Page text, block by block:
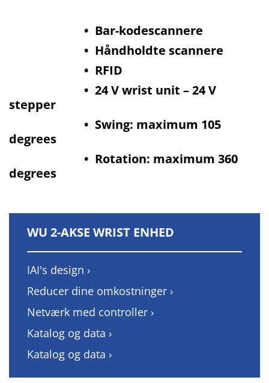
• Bar-kodescannere
• Håndholdte scannere
• RFID
• 24 V wrist unit – 24 V
stepper
• Swing: maximum 105
degrees
• Rotation: maximum 360
degrees
WU 2-AKSE WRIST ENHED
IAI's design ›
Reducer dine omkostninger ›
Netværk med controller ›
Katalog og data ›
Katalog og data ›